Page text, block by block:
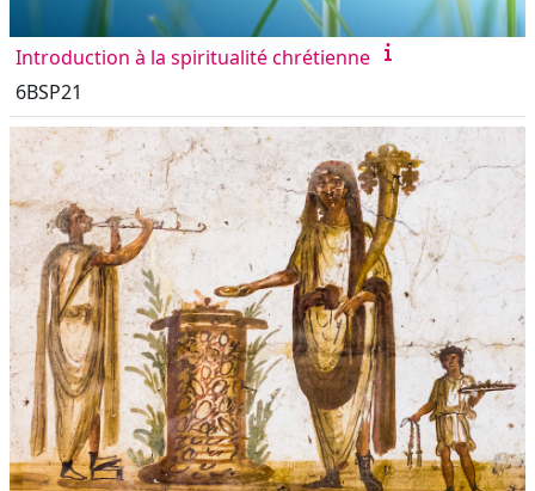
Introduction à la spiritualité chrétienne
6BSP21